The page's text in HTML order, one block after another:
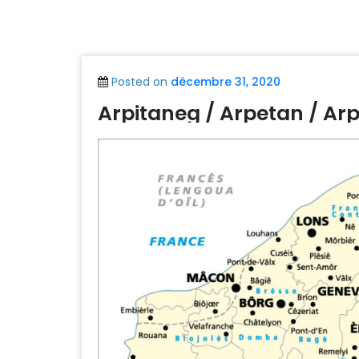
Posted on décembre 31, 2020
Arpitaneg / Arpetan /